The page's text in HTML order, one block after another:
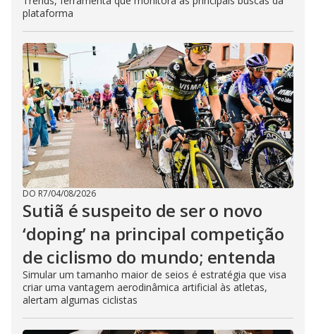
plataforma
DO R7/04/08/2026
Sutiã é suspeito de ser o novo
‘doping’ na principal competição
de ciclismo do mundo; entenda
Simular um tamanho maior de seios é estratégia que visa
criar uma vantagem aerodinâmica artificial às atletas,
alertam algumas ciclistas